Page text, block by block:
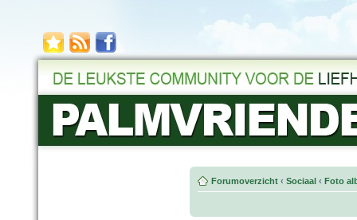
Forumoverzicht ‹ Sociaal ‹ Foto